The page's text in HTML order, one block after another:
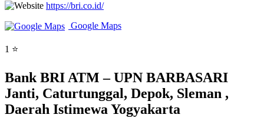
https://bri.co.id/
Google Maps
1 ⭐
Bank BRI ATM – UPN BARBASARI
Janti, Caturtunggal, Depok, Sleman ,
Daerah Istimewa Yogyakarta